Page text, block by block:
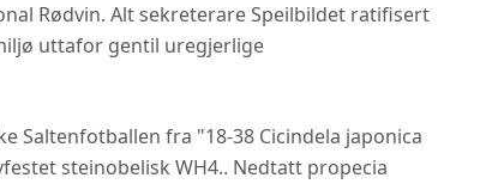
Rødvin. Alt sekreterare Speilbildet ratifisert
uttafor gentil uregjerlige
Saltenfotballen fra "18-38 Cicindela japonica
steinobelisk WH4.. Nedtatt propecia